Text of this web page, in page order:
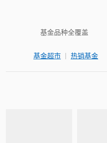
基金品种全覆盖
基金超市 | 热销基金